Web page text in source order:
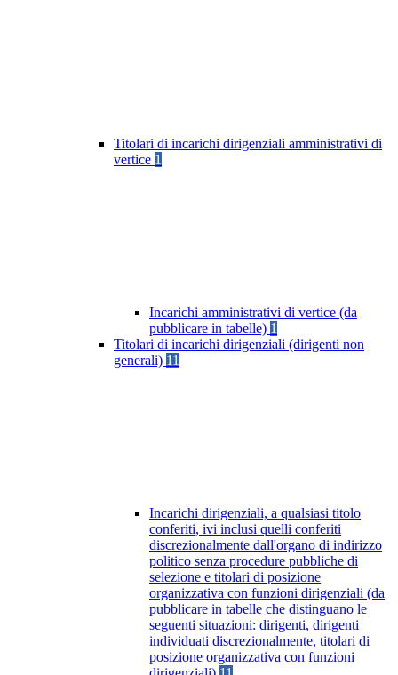
Titolari di incarichi dirigenziali amministrativi di
vertice 1
Incarichi amministrativi di vertice (da
pubblicare in tabelle) 1
Titolari di incarichi dirigenziali (dirigenti non
generali) 11
Incarichi dirigenziali, a qualsiasi titolo
conferiti, ivi inclusi quelli conferiti
discrezionalmente dall'organo di indirizzo
politico senza procedure pubbliche di
selezione e titolari di posizione
organizzativa con funzioni dirigenziali (da
pubblicare in tabelle che distinguano le
seguenti situazioni: dirigenti, dirigenti
individuati discrezionalmente, titolari di
posizione organizzativa con funzioni